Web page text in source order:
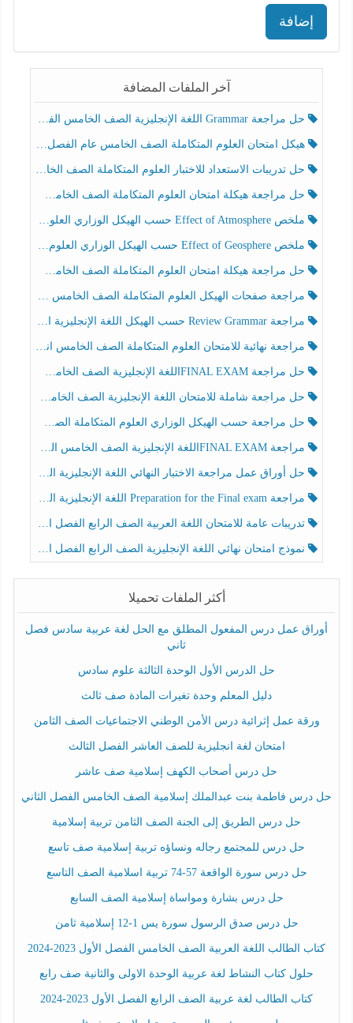
إضافة
آخر الملفات المضافة
حل مراجعة Grammar اللغة الإنجليزية الصف الخامس الفصل الثالث
هيكل امتحان العلوم المتكاملة الصف الخامس عام الفصل الدراسي الثالث 2025-2026
حل تدريبات الاستعداد للاختبار العلوم المتكاملة الصف الخامس عام الفصل الثالث
حل مراجعة هيكلة امتحان العلوم المتكاملة الصف الخامس انسبير الفصل الثالث
ملخص Effect of Atmosphere حسب الهيكل الوزاري العلوم المتكاملة الصف الخامس انسبير الفصل الثالث
ملخص Effect of Geosphere حسب الهيكل الوزاري العلوم المتكاملة الصف الخامس انسبير الفصل الثالث
حل مراجعة هيكلة امتحان العلوم المتكاملة الصف الخامس عام الفصل الثالث
مراجعة صفحات الهيكل العلوم المتكاملة الصف الخامس انسبير الفصل الثالث
مراجعة Review Grammar حسب الهيكل اللغة الإنجليزية الصف الخامس الفصل الثالث
مراجعة نهائية للامتحان العلوم المتكاملة الصف الخامس انسبير الفصل الثالث
حل مراجعة FINAL EXAMاللغة الإنجليزية الصف الخامس الفصل الثالث
حل مراجعة شاملة للامتحان اللغة الإنجليزية الصف الخامس الفصل الثالث
حل مراجعة حسب الهيكل الوزاري العلوم المتكاملة الصف الخامس عام الفصل الثالث
مراجعة FINAL EXAMاللغة الإنجليزية الصف الخامس الفصل الثالث
حل أوراق عمل مراجعة الاختبار النهائي اللغة الإنجليزية الصف الرابع الفصل الثالث
مراجعة Preparation for the Final exam اللغة الإنجليزية الصف الرابع الفصل الثالث
تدريبات عامة للامتحان اللغة العربية الصف الرابع الفصل الثالث
نموذج امتحان نهائي اللغة الإنجليزية الصف الرابع الفصل الثالث
أكثر الملفات تحميلا
أوراق عمل درس المفعول المطلق مع الحل لغة عربية سادس فصل
ثاني
حل الدرس الأول الوحدة الثالثة علوم سادس
دليل المعلم وحدة تغيرات المادة صف ثالث
ورقة عمل إثرائية درس الأمن الوطني الاجتماعيات الصف الثامن
امتحان لغة انجليزية للصف العاشر الفصل الثالث
حل درس أصحاب الكهف إسلامية صف عاشر
حل درس فاطمة بنت عبدالملك إسلامية الصف الخامس الفصل الثاني
حل درس الطريق إلى الجنة الصف الثامن تربية إسلامية
حل درس للمجتمع رجاله ونساؤه تربية إسلامية صف تاسع
حل درس سورة الواقعة 57-74 تربية اسلامية الصف التاسع
حل درس بشارة ومواساة إسلامية الصف السابع
حل درس صدق الرسول سورة يس 1-12 إسلامية ثامن
كتاب الطالب اللغة العربية الصف الخامس الفصل الأول 2023-2024
حلول كتاب النشاط لغة عربية الوحدة الاولى والثانية صف رابع
كتاب الطالب لغة عربية الصف الرابع الفصل الأول 2023-2024